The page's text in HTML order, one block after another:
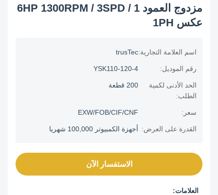
مزدوج العمود 1 / 6HP 1300RPM / 3SPD
عكس 1PH
اسم العلامة التجارية:trusTec
رقم الموديل: YSK110-120-4
الحد الأدنى لكمية
الطلب:
200 قطعة
EXW/FOB/CIF/CNF
القدرة على العرض: أجهزة الكمبيوتر 100,000 شهريا
الاستفسار الآن
العلامات: